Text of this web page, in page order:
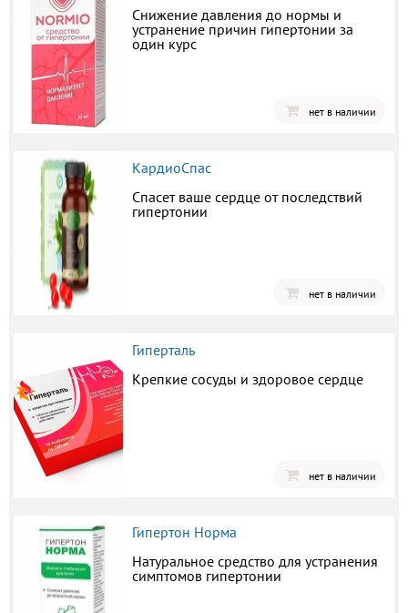
Снижение давления до нормы и
устранение причин гипертонии за
один курс
нет в наличии
КардиоСпас
Спасет ваше сердце от последствий
гипертонии
нет в наличии
Гиперталь
Крепкие сосуды и здоровое сердце
нет в наличии
Гипертон Норма
Натуральное средство для устранения
симптомов гипертонии